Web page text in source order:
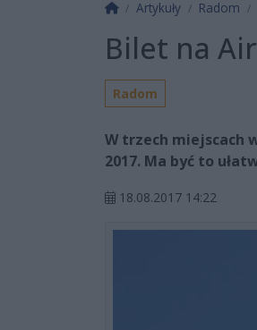
Strona główna
Artykuły Radom
Bilet na
Radom
W trzech miejscach
2017. Ma być to
18.08.2017 14:22